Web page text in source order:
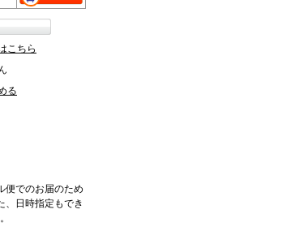
こちら
る
便でのお届のため
、日時指定もでき